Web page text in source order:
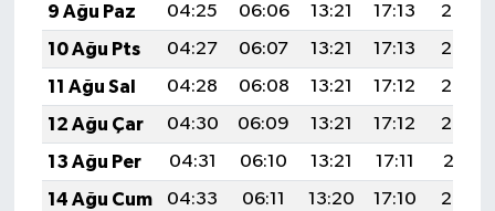
9 Ağu Paz
04:25 06:06 13:21 17:13
20:26
10 Ağu Pts
04:27 06:07 13:21 17:13
20:25
11 Ağu Sal
04:28 06:08 13:21 17:12
20:24
12 Ağu Çar
04:30 06:09 13:21 17:12
20:22
13 Ağu Per
04:31 06:10 13:21 17:11
20:21
14 Ağu Cum
04:33 06:11 13:20 17:10
20:20